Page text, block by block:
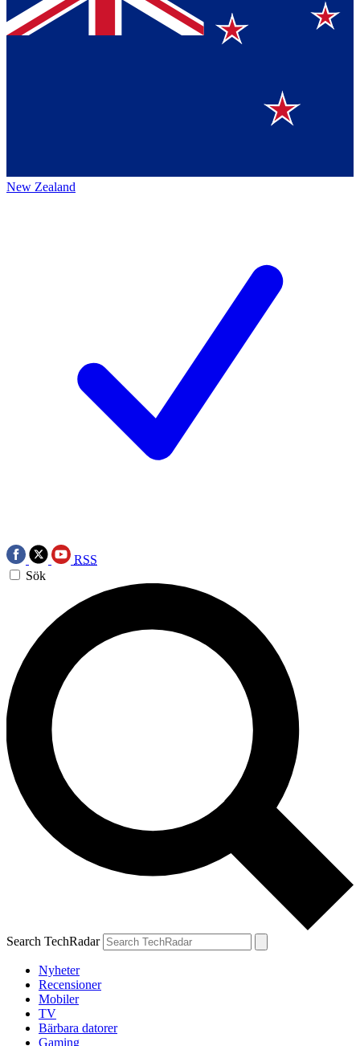
New Zealand
RSS
Sök
Search TechRadar
Nyheter
Recensioner
Mobiler
TV
Bärbara datorer
Gaming